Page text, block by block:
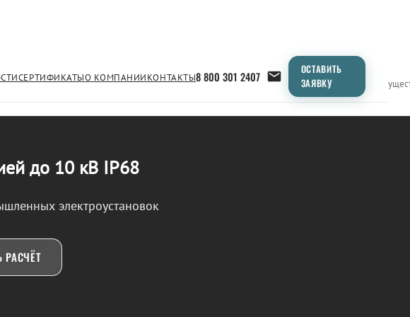
СЕРТИФИКАТЫО КОМПАНИИКОНТАКТЫ8 800 301 2407
ОСТАВИТЬ
ЗАЯВКУ
Применение Продукция ТипоразмерыСравнение
до 10 кВ IP68
электроустановок
РАСЧЁТ